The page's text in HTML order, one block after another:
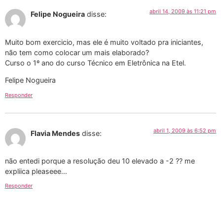
Felipe Nogueira disse: abril 14, 2009 às 11:21 pm
Muito bom exercicio, mas ele é muito voltado pra iniciantes,
não tem como colocar um mais elaborado?
Curso o 1º ano do curso Técnico em Eletrônica na Etel.
Felipe Nogueira
Responder
Flavia Mendes disse: abril 1, 2009 às 6:52 pm
não entedi porque a resolução deu 10 elevado a -2 ?? me
expliica pleaseee…
Responder